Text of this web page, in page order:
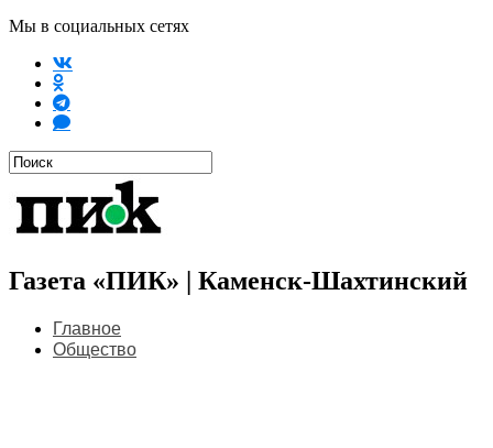
Мы в социальных сетях
Газета «ПИК» | Каменск-Шахтинский
Главное
Общество